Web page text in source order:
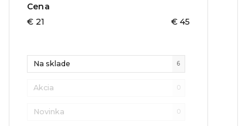
Cena
€ 21 € 45
Na sklade 6
Akcia 0
Novinka 0